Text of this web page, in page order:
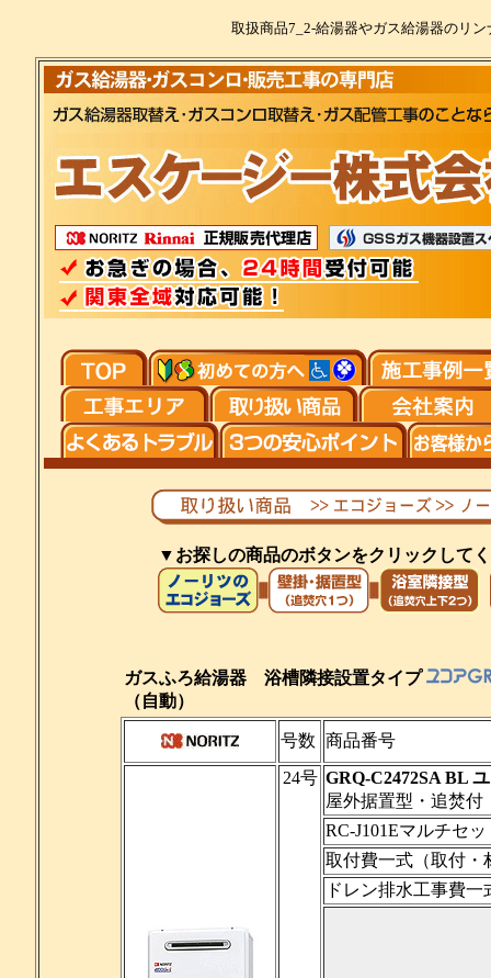
取扱商品7_2-給湯器やガス給湯器のリ
▼お探しの商品のボタンをクリックして
ガスふろ給湯器 浴槽隣接設置タイプ
（自動）
号数 商品番号
24号 GRQ-C2472SA BL
屋外据置型・追焚
RC-J101Eマルチセ
取付費一式（取付・
ドレン排水工事費一